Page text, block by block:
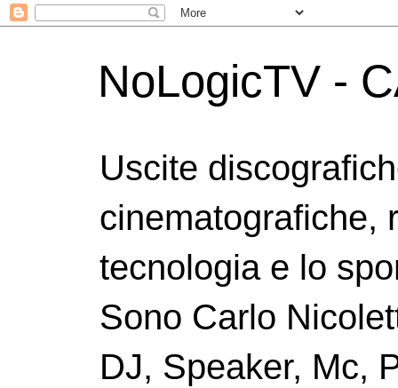
NoLogicTV -
Uscite
cinematografiche,
tecnologia e lo
Sono Carlo
DJ, Speaker, Mc,